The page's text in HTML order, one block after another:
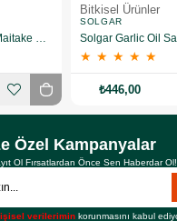
Solgar Reishi Shiitake Maitake Mushroom Extract 50 Kapsül
Bitkisel Ürünler
SOLGAR
★ ★ ★ ★ ★
₺446,00
Özel Kampanyalar
Ol Fırsatlardan Önce Sen Haberdar Ol!
verilerimin korunmasını kabul